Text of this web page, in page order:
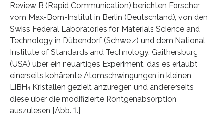
Review B (Rapid Communication) berichten Forscher
vom Max-Born-Institut in Berlin (Deutschland), von den
Swiss Federal Laboratories for Materials Science and
Technology in Dübendorf (Schweiz) und dem National
Institute of Standards and Technology, Gaithersburg
(USA) über ein neuartiges Experiment, das es erlaubt
einerseits kohärente Atomschwingungen in kleinen
LiBH₄ Kristallen gezielt anzuregen und andererseits
diese über die modifizierte Röntgenabsorption
auszulesen [Abb. 1.]